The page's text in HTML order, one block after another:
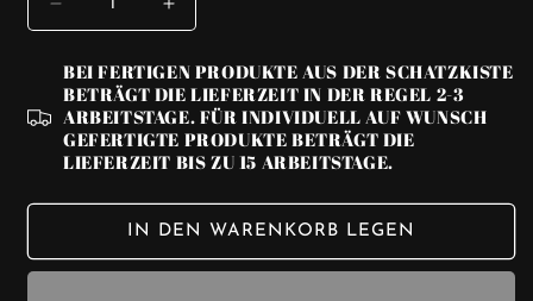
VERRINGERE
DIE
MENGE
FÜR
KURZFÜHRER
LEINE
50
ERHÖHE
DIE
MENGE
FÜR
KURZFÜHRER
LEINE
-
🖤
50
BEI FERTIGEN PRODUKTE AUS DER SCHATZKISTE
BETRÄGT DIE LIEFERZEIT IN DER REGEL 2-3
ARBEITSTAGE. FÜR INDIVIDUELL AUF WUNSCH
GEFERTIGTE PRODUKTE BETRÄGT DIE
LIEFERZEIT BIS ZU 15 ARBEITSTAGE.
IN DEN WARENKORB LEGEN